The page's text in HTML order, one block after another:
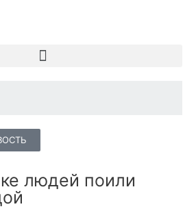
людей поили